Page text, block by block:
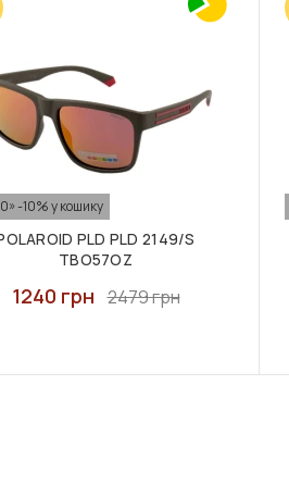
-10% у кошику
PLD PLD 2149/S
TBO57OZ
1240 грн 2479 грн